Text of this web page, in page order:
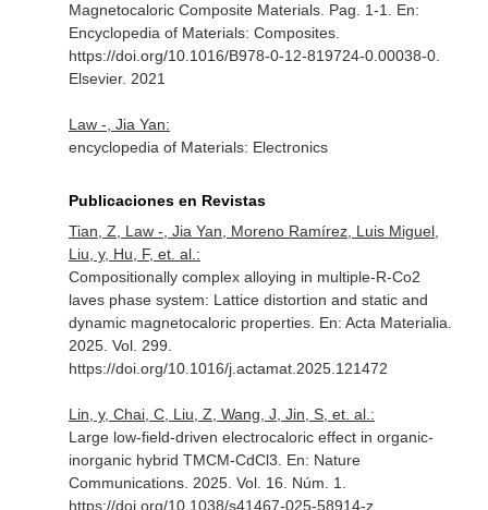
Magnetocaloric Composite Materials. Pag. 1-1. En:
Encyclopedia of Materials: Composites.
https://doi.org/10.1016/B978-0-12-819724-0.00038-0.
Elsevier. 2021
Law -, Jia Yan:
encyclopedia of Materials: Electronics
Publicaciones en Revistas
Tian, Z, Law -, Jia Yan, Moreno Ramírez, Luis Miguel,
Liu, y, Hu, F, et. al.:
Compositionally complex alloying in multiple-R-Co2
laves phase system: Lattice distortion and static and
dynamic magnetocaloric properties. En: Acta Materialia
2025. Vol. 299.
https://doi.org/10.1016/j.actamat.2025.121472
Lin, y, Chai, C, Liu, Z, Wang, J, Jin, S, et. al.:
Large low-field-driven electrocaloric effect in organic-
inorganic hybrid TMCM-CdCl3. En: Nature
Communications. 2025. Vol. 16. Núm. 1.
https://doi.org/10.1038/s41467-025-58914-z